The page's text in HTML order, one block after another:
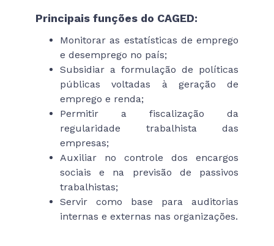
Principais funções do CAGED:
Monitorar as estatísticas de emprego
e desemprego no país;
Subsidiar a formulação de políticas
públicas voltadas à geração de
emprego e renda;
Permitir a fiscalização da
regularidade trabalhista das
empresas;
Auxiliar no controle dos encargos
sociais e na previsão de passivos
trabalhistas;
Servir como base para auditorias
internas e externas nas organizações.